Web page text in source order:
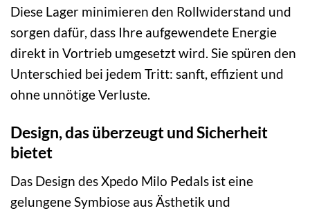
Diese Lager minimieren den Rollwiderstand und
sorgen dafür, dass Ihre aufgewendete Energie
direkt in Vortrieb umgesetzt wird. Sie spüren den
Unterschied bei jedem Tritt: sanft, effizient und
ohne unnötige Verluste.
Design, das überzeugt und Sicherheit
bietet
Das Design des Xpedo Milo Pedals ist eine
gelungene Symbiose aus Ästhetik und